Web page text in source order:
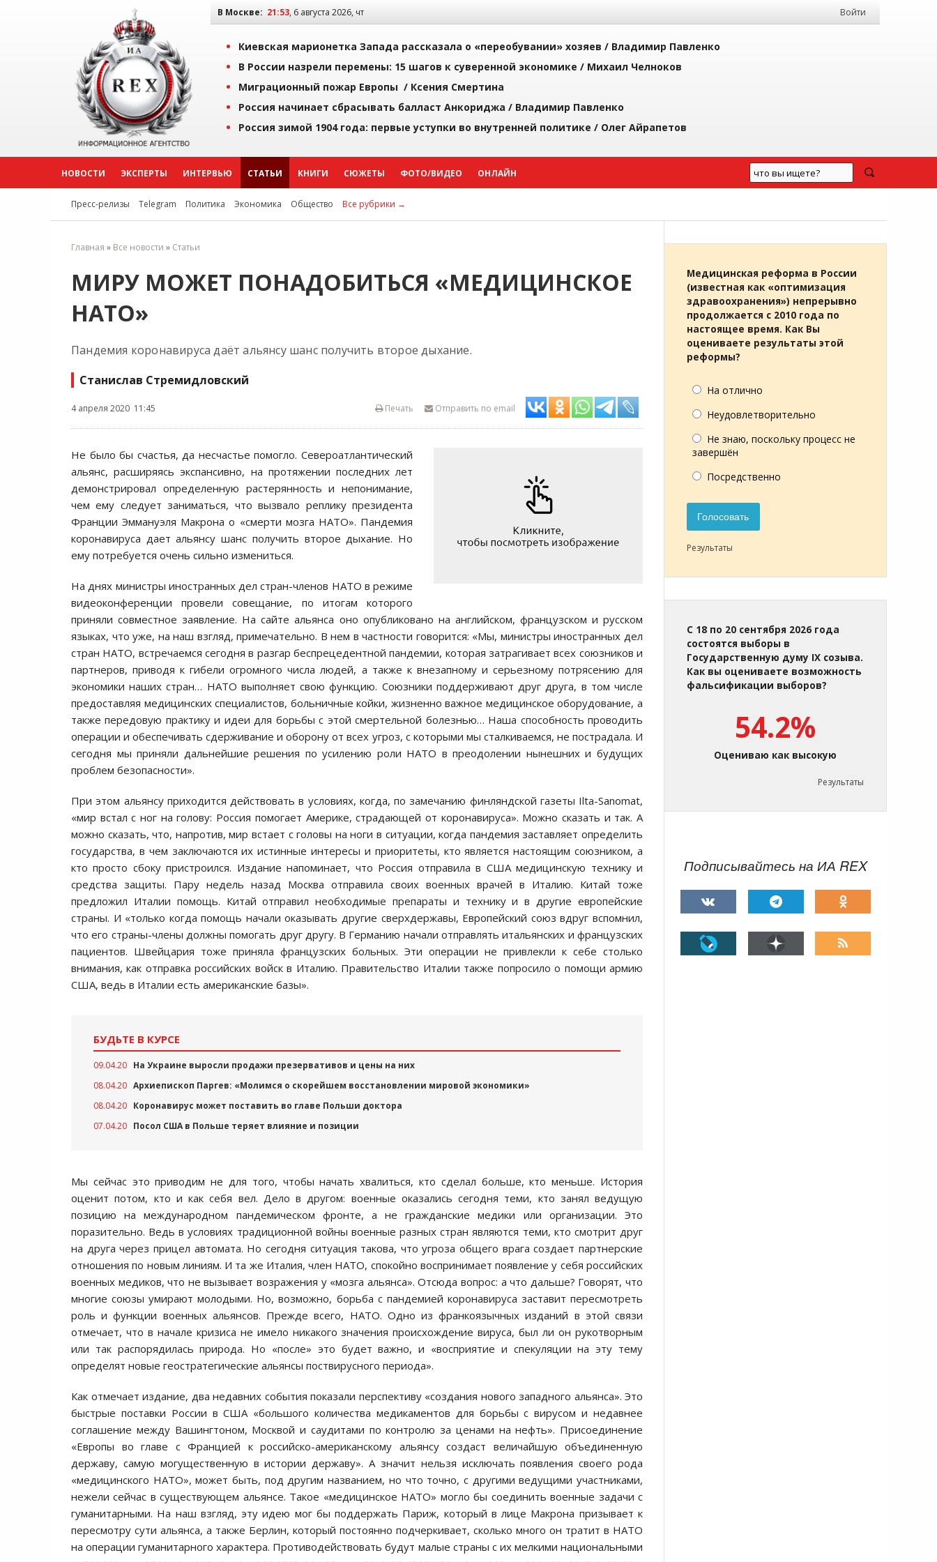
В Москве: 21:53, 6 августа 2026, чт Войти
Киевская марионетка Запада рассказала о «переобувании» хозяев / Владимир Павленко
В России назрели перемены: 15 шагов к суверенной экономике / Михаил Челноков
Миграционный пожар Европы / Ксения Смертина
Россия начинает сбрасывать балласт Анкориджа / Владимир Павленко
Россия зимой 1904 года: первые уступки во внутренней политике / Олег Айрапетов
НОВОСТИ ЭКСПЕРТЫ ИНТЕРВЬЮ СТАТЬИ КНИГИ СЮЖЕТЫ ФОТО/ВИДЕО ОНЛАЙН
Пресс-релизы Telegram Политика Экономика Общество Все рубрики →
Главная » Все новости » Статьи
МИРУ МОЖЕТ ПОНАДОБИТЬСЯ «МЕДИЦИНСКОЕ
НАТО»
Пандемия коронавируса даёт альянсу шанс получить второе дыхание.
Станислав Стремидловский
4 апреля 2020 11:45 Отправить по email
Печать
Не было бы счастья, да несчастье помогло. Североатлантический
альянс, расширяясь экспансивно, на протяжении последних лет
демонстрировал определенную растерянность и непонимание,
чем ему следует заниматься, что вызвало реплику президента
Франции Эммануэля Макрона о «смерти мозга НАТО». Пандемия
коронавируса дает альянсу шанс получить второе дыхание. Но
ему потребуется очень сильно измениться.
На днях министры иностранных дел стран-членов НАТО в режиме
видеоконференции провели совещание, по итогам которого
приняли совместное заявление. На сайте альянса оно опубликовано на английском, французском и русском
языках, что уже, на наш взгляд, примечательно. В нем в частности говорится: «Мы, министры иностранных дел
стран НАТО, встречаемся сегодня в разгар беспрецедентной пандемии, которая затрагивает всех союзников и
партнеров, приводя к гибели огромного числа людей, а также к внезапному и серьезному потрясению для
экономики наших стран… НАТО выполняет свою функцию. Союзники поддерживают друг друга, в том числе
предоставляя медицинских специалистов, больничные койки, жизненно важное медицинское оборудование, а
также передовую практику и идеи для борьбы с этой смертельной болезнью… Наша способность проводить
операции и обеспечивать сдерживание и оборону от всех угроз, с которыми мы сталкиваемся, не пострадала. И
сегодня мы приняли дальнейшие решения по усилению роли НАТО в преодолении нынешних и будущих
проблем безопасности».
При этом альянсу приходится действовать в условиях, когда, по замечанию финляндской газеты Ilta-Sanomat,
«мир встал с ног на голову: Россия помогает Америке, страдающей от коронавируса». Можно сказать и так. А
можно сказать, что, напротив, мир встает с головы на ноги в ситуации, когда пандемия заставляет определить
государства, в чем заключаются их истинные интересы и приоритеты, кто является настоящим союзником, а
кто просто сбоку пристроился. Издание напоминает, что Россия отправила в США медицинскую технику и
средства защиты. Пару недель назад Москва отправила своих военных врачей в Италию. Китай тоже
предложил Италии помощь. Китай отправил необходимые препараты и технику и в другие европейские
страны. И «только когда помощь начали оказывать другие сверхдержавы, Европейский союз вдруг вспомнил,
что его страны-члены должны помогать друг другу. В Германию начали отправлять итальянских и французских
пациентов. Швейцария тоже приняла французских больных. Эти операции не привлекли к себе столько
внимания, как отправка российских войск в Италию. Правительство Италии также попросило о помощи армию
США, ведь в Италии есть американские базы».
БУДЬТЕ В КУРСЕ
09.04.20 На Украине выросли продажи презервативов и цены на них
08.04.20 Архиепископ Паргев: «Молимся о скорейшем восстановлении мировой экономики»
08.04.20 Коронавирус может поставить во главе Польши доктора
07.04.20 Посол США в Польше теряет влияние и позиции
Мы сейчас это приводим не для того, чтобы начать хвалиться, кто сделал больше, кто меньше. История
оценит потом, кто и как себя вел. Дело в другом: военные оказались сегодня теми, кто занял ведущую
позицию на международном пандемическом фронте, а не гражданские медики или организации. Это
поразительно. Ведь в условиях традиционной войны военные разных стран являются теми, кто смотрит друг
на друга через прицел автомата. Но сегодня ситуация такова, что угроза общего врага создает партнерские
отношения по новым линиям. И та же Италия, член НАТО, спокойно воспринимает появление у себя российских
военных медиков, что не вызывает возражения у «мозга альянса». Отсюда вопрос: а что дальше? Говорят, что
многие союзы умирают молодыми. Но, возможно, борьба с пандемией коронавируса заставит пересмотреть
роль и функции военных альянсов. Прежде всего, НАТО. Одно из франкоязычных изданий в этой связи
отмечает, что в начале кризиса не имело никакого значения происхождение вируса, был ли он рукотворным
или так распорядилась природа. Но «после» это будет важно, и «восприятие и спекуляции на эту тему
определят новые геостратегические альянсы поствирусного периода».
Как отмечает издание, два недавних события показали перспективу «создания нового западного альянса». Это
быстрые поставки России в США «большого количества медикаментов для борьбы с вирусом и недавнее
соглашение между Вашингтоном, Москвой и саудитами по контролю за ценами на нефть». Присоединение
«Европы во главе с Францией к российско-американскому альянсу создаст величайшую объединенную
державу, самую могущественную в истории державу». А значит нельзя исключать появления своего рода
«медицинского НАТО», может быть, под другим названием, но что точно, с другими ведущими участниками,
нежели сейчас в существующем альянсе. Такое «медицинское НАТО» могло бы соединить военные задачи с
гуманитарными. На наш взгляд, эту идею мог бы поддержать Париж, который в лице Макрона призывает к
пересмотру сути альянса, а также Берлин, который постоянно подчеркивает, сколько много он тратит в НАТО
на операции гуманитарного характера. Противодействовать будут малые страны с их мелкими национальными
Медицинская реформа в России
(известная как «оптимизация
здравоохранения») непрерывно
продолжается с 2010 года по
настоящее время. Как Вы
оцениваете результаты этой
реформы?
На отлично
Неудовлетворительно
Не знаю, поскольку процесс не
завершён
Посредственно
Голосовать
Результаты
С 18 по 20 сентября 2026 года
состоятся выборы в
Государственную думу IX созыва.
Как вы оцениваете возможность
фальсификации выборов?
54.2%
Оцениваю как высокую
Результаты
Подписывайтесь на ИА REX